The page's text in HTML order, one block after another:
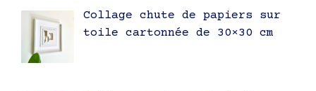
Collage chute de papiers sur
toile cartonnée de 30×30 cm